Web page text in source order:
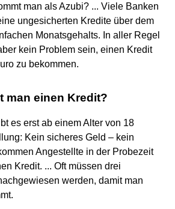
man als Azubi? ... Viele Banken
ungesicherten Kredite über dem
Monatsgehalts. In aller Regel
kein Problem sein, einen Kredit
zu bekommen.
man einen Kredit?
es erst ab einem Alter von 18
Kein sicheres Geld – kein
Angestellte in der Probezeit
Kredit. ... Oft müssen drei
werden, damit man